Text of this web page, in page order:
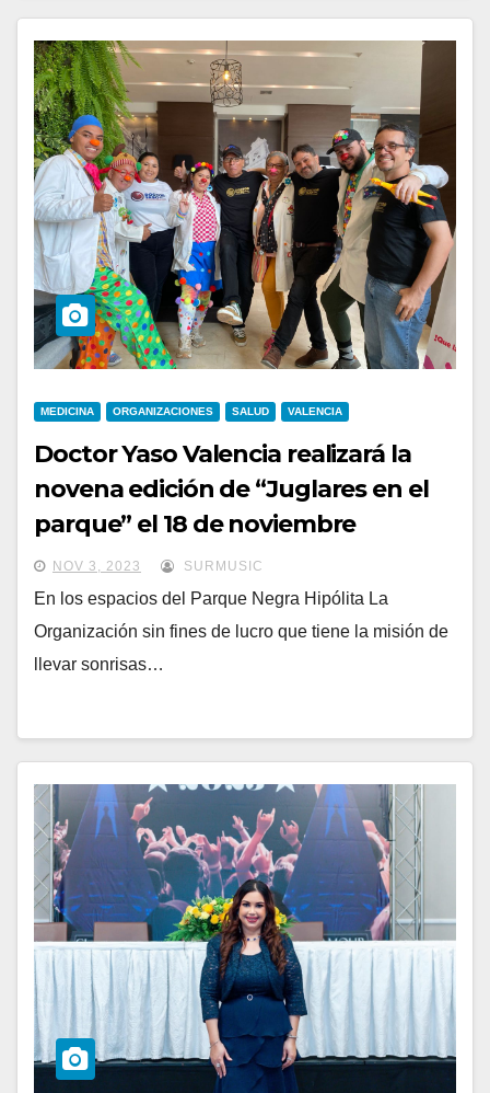
MEDICINA ORGANIZACIONES SALUD VALENCIA
Doctor Yaso Valencia realizará la
novena edición de “Juglares en el
parque” el 18 de noviembre
NOV 3, 2023 SURMUSIC
En los espacios del Parque Negra Hipólita La
Organización sin fines de lucro que tiene la misión de
llevar sonrisas…